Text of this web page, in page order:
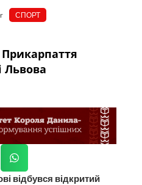
СПОРТ
Прикарпаття
Львова
відбувся відкритий